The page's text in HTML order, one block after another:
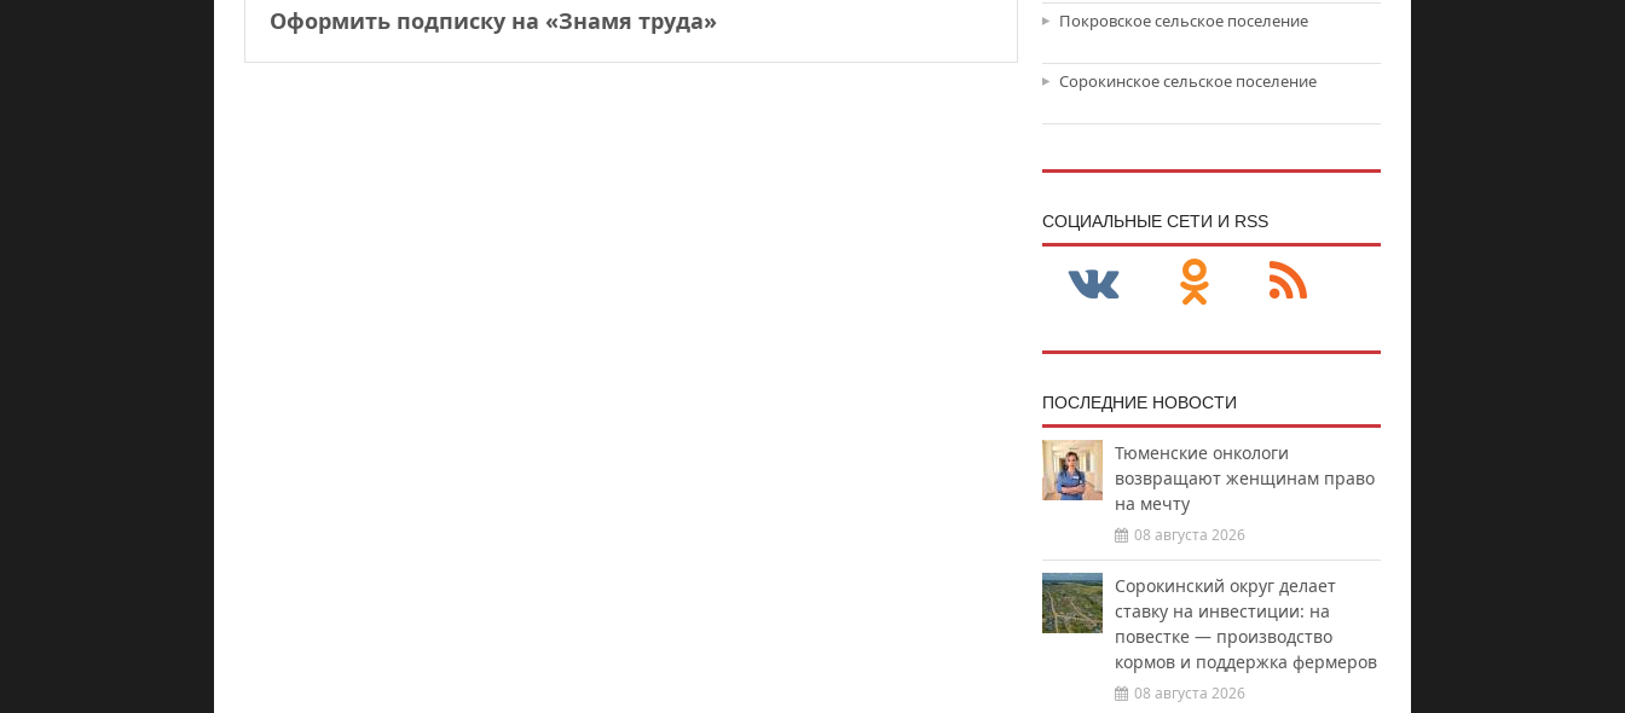
Оформить подписку на «Знамя труда» Покровское сельское поселение
Сорокинское сельское поселение
CОЦИАЛЬНЫЕ СЕТИ И RSS
ПОСЛЕДНИЕ НОВОСТИ
Тюменские онкологи
возвращают женщинам право
на мечту
08 августа 2026
Сорокинский округ делает
ставку на инвестиции: на
повестке — производство
кормов и поддержка фермеров
08 августа 2026